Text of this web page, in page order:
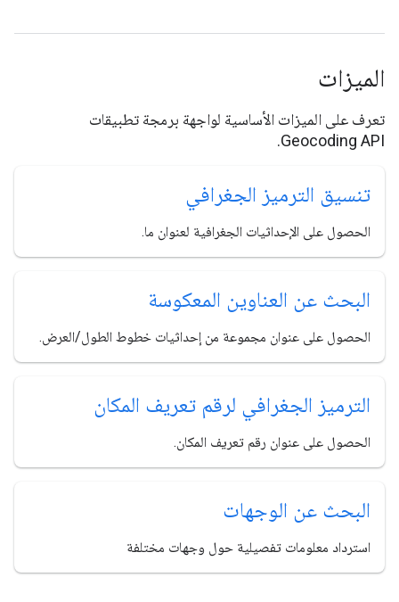
الميزات
تعرف على الميزات الأساسية لواجهة برمجة تطبيقات
Geocoding API.
تنسيق الترميز الجغرافي
الحصول على الإحداثيات الجغرافية لعنوان ما.
البحث عن العناوين المعكوسة
الحصول على عنوان مجموعة من إحداثيات خطوط الطول/العرض.
الترميز الجغرافي لرقم تعريف المكان
الحصول على عنوان رقم تعريف المكان.
البحث عن الوجهات
استرداد معلومات تفصيلية حول وجهات مختلفة